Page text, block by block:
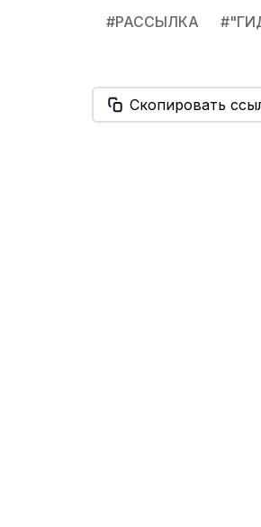
#РАССЫЛКА #
Скопировать